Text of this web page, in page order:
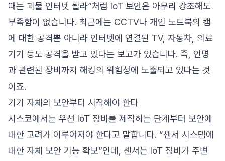
때는 괴물 인터넷 될라”처럼 IoT 보안은 아무리 강조해도
부족함이 없습니다. 최근에는 CCTV나 개인 노트북의 캠
에 대한 공격뿐 아니라 인터넷에 연결된 TV, 자동차, 의료
기기 등도 공격을 받고 있다는 보고가 있습니다. 즉, 인명
과 관련된 장비까지 해킹의 위험성에 노출되고 있다는 것
이죠.
기기 자체의 보안부터 시작해야 한다
시스코에서는 우선 IoT 장비를 제작하는 단계부터 보안에
대한 고려가 이루어져야 한다고 말합니다. “센서 시스템에
대한 자체 보안 기능 확보”인데, 센서는 IoT 장비가 주변